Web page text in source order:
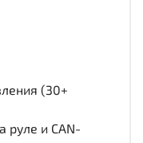
(30+
руле и CAN-